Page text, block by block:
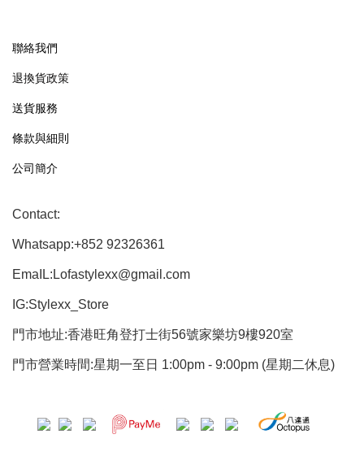
聯絡我們
退換貨政策
送貨服務
條款與細則
公司簡介
Contact:
Whatsapp:+852 92326361
EmaIL:Lofastylexx@gmail.com
IG:Stylexx_Store
門市地址:香港旺角登打士街56號家樂坊9樓920室
門市營業時間:星期一至日 1:00pm - 9:00pm (星期二休息)